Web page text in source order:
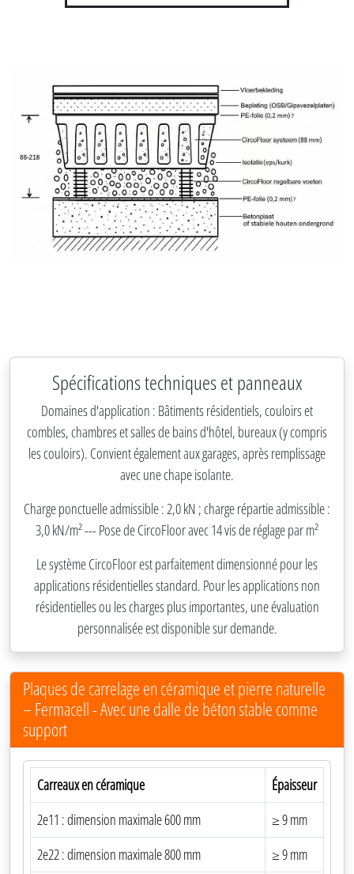
Spécifications techniques et panneaux
Domaines d'application : Bâtiments résidentiels, couloirs et
combles, chambres et salles de bains d'hôtel, bureaux (y compris
les couloirs). Convient également aux garages, après remplissage
avec une chape isolante.
Charge ponctuelle admissible : 2,0 kN ; charge répartie admissible :
3,0 kN/m² --- Pose de CircoFloor avec 14 vis de réglage par m²
Le système CircoFloor est parfaitement dimensionné pour les
applications résidentielles standard. Pour les applications non
résidentielles ou les charges plus importantes, une évaluation
personnalisée est disponible sur demande.
Plaques de carrelage en céramique et pierre naturelle
– Fermacell - Avec une dalle de béton stable comme
support
Carreaux en céramique
Épaisseur
2e11 : dimension maximale 600 mm
≥ 9 mm
2e22 : dimension maximale 800 mm
≥ 9 mm